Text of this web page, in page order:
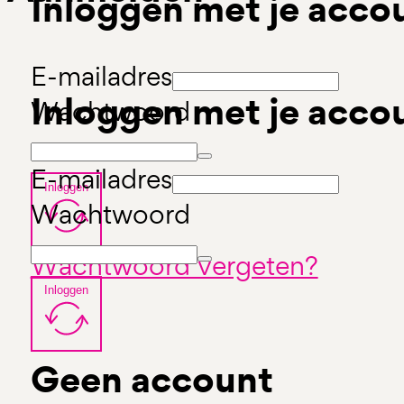
E-mailadres
Wachtwoord
Inloggen
Wachtwoord vergeten?
Geen account
Inloggen met je
E-mailadres
Wachtwoord
Inloggen